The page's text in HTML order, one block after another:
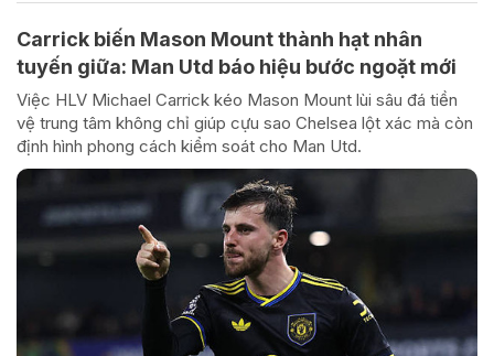
Carrick biến Mason Mount thành hạt nhân
tuyến giữa: Man Utd báo hiệu bước ngoặt mới
Việc HLV Michael Carrick kéo Mason Mount lùi sâu đá tiền
vệ trung tâm không chỉ giúp cựu sao Chelsea lột xác mà còn
định hình phong cách kiểm soát cho Man Utd.